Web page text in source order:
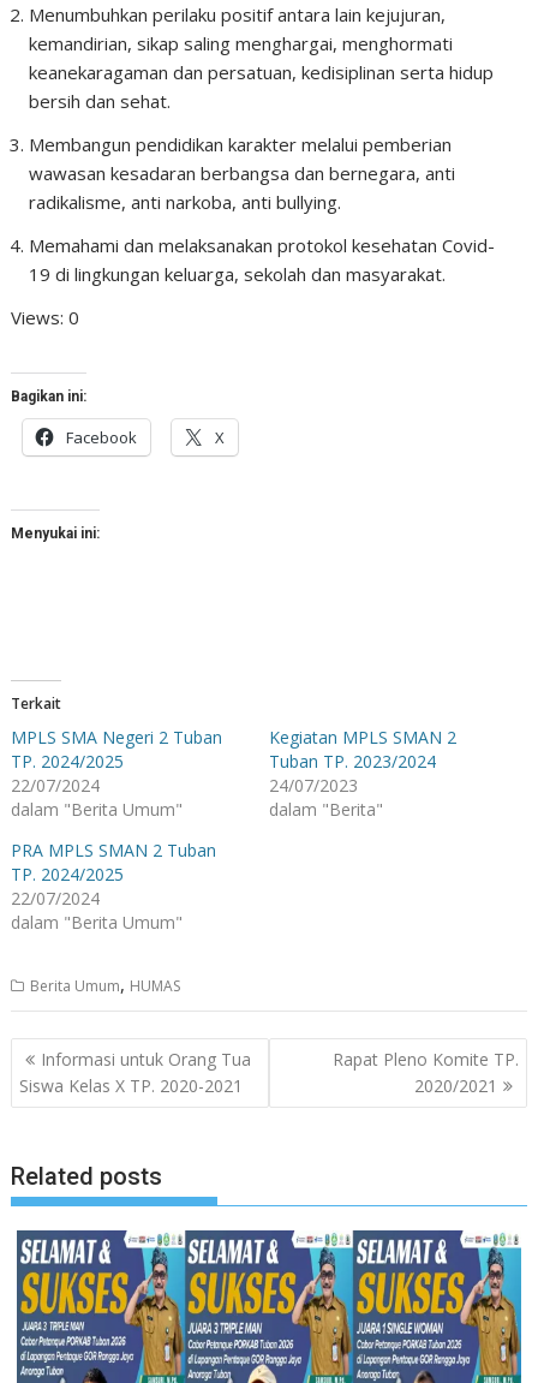
Menumbuhkan perilaku positif antara lain kejujuran,
kemandirian, sikap saling menghargai, menghormati
keanekaragaman dan persatuan, kedisiplinan serta hidup
bersih dan sehat.
Membangun pendidikan karakter melalui pemberian
wawasan kesadaran berbangsa dan bernegara, anti
radikalisme, anti narkoba, anti bullying.
Memahami dan melaksanakan protokol kesehatan Covid-
19 di lingkungan keluarga, sekolah dan masyarakat.
Views: 0
Bagikan ini:
Facebook X
Menyukai ini:
Terkait
MPLS SMA Negeri 2 Tuban
TP. 2024/2025
22/07/2024
dalam "Berita Umum"
Kegiatan MPLS SMAN 2
Tuban TP. 2023/2024
24/07/2023
dalam "Berita"
PRA MPLS SMAN 2 Tuban
TP. 2024/2025
22/07/2024
dalam "Berita Umum"
Berita Umum, HUMAS
Navigasi
pos
Informasi untuk Orang Tua
Siswa Kelas X TP. 2020-2021
Rapat Pleno Komite TP.
2020/2021
Related posts